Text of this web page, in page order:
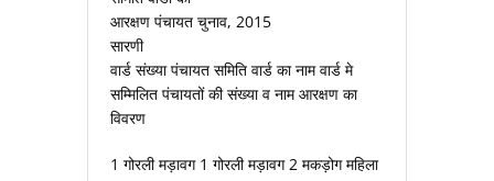
आरक्षण पंचायत चुनाव, 2015
सारणी
वार्ड संख्या पंचायत समिति वार्ड का नाम वार्ड मे
सम्मिलित पंचायतों की संख्या व नाम आरक्षण का
विवरण
1 गोरली मड़ावग 1 गोरली मड़ावग 2 मकड़ोग महिला